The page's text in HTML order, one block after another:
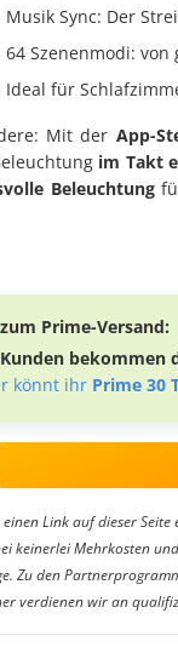
Musik Sync: Der
64 Szenenmodi:
Ideal für
Mit der App-
im Takt
Beleuchtung
Prime-Versand:
bekommen
könnt ihr Prime 30
Link auf dieser
keinerlei Mehrkosten
Zu den
verdienen wir an